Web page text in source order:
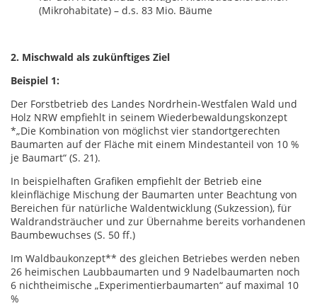
(Mikrohabitate) – d.s. 83 Mio. Bäume
2. Mischwald als zukünftiges Ziel
Beispiel 1:
Der Forstbetrieb des Landes Nordrhein-Westfalen Wald und
Holz NRW empfiehlt in seinem Wiederbewaldungskonzept
*„Die Kombination von möglichst vier standortgerechten
Baumarten auf der Fläche mit einem Mindestanteil von 10 %
je Baumart“ (S. 21).
In beispielhaften Grafiken empfiehlt der Betrieb eine
kleinflächige Mischung der Baumarten unter Beachtung von
Bereichen für natürliche Waldentwicklung (Sukzession), für
Waldrandsträucher und zur Übernahme bereits vorhandenen
Baumbewuchses (S. 50 ff.)
Im Waldbaukonzept** des gleichen Betriebes werden neben
26 heimischen Laubbaumarten und 9 Nadelbaumarten noch
6 nichtheimische „Experimentierbaumarten“ auf maximal 10
%